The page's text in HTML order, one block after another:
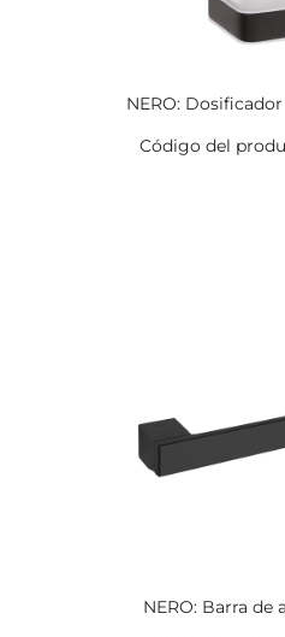
NERO:
Código del
NERO: Barra de